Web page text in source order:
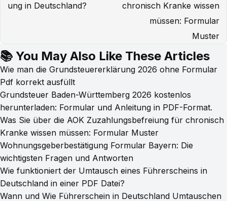
ung in Deutschland?
chronisch Kranke wissen
müssen: Formular
Muster
📚 You May Also Like These Articles
Wie man die Grundsteuererklärung 2026 ohne Formular
Pdf korrekt ausfüllt
Grundsteuer Baden-Württemberg 2026 kostenlos
herunterladen: Formular und Anleitung in PDF-Format.
Was Sie über die AOK Zuzahlungsbefreiung für chronisch
Kranke wissen müssen: Formular Muster
Wohnungsgeberbestätigung Formular Bayern: Die
wichtigsten Fragen und Antworten
Wie funktioniert der Umtausch eines Führerscheins in
Deutschland in einer PDF Datei?
Wann und Wie Führerschein in Deutschland Umtauschen